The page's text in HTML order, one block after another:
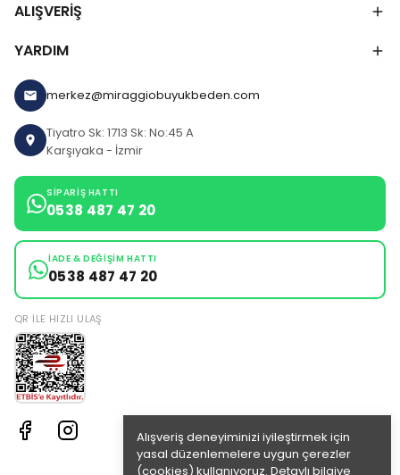
Alışveriş deneyiminizi iyileştirmek için
yasal düzenlemelere uygun çerezler
(cookies) kullanıyoruz. Detaylı bilgiye
ALIŞVERİŞ
YARDIM
merkez@miraggiobuyukbeden.com
Tiyatro Sk: 1713 Sk: No:45 A
Karşıyaka - İzmir
SIPARIŞ HATTI
0538 487 47 20
İADE & DEĞIŞIM HATTI
0538 487 47 20
QR ILE HIZLI ULAŞ